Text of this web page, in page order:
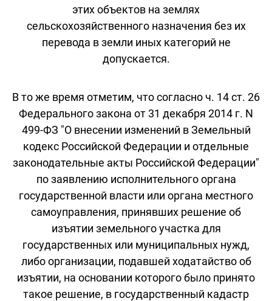
этих объектов на землях
сельскохозяйственного назначения без их
перевода в земли иных категорий не
допускается.
В то же время отметим, что согласно ч. 14 ст. 26
Федерального закона от 31 декабря 2014 г. N
499-ФЗ "О внесении изменений в Земельный
кодекс Российской Федерации и отдельные
законодательные акты Российской Федерации"
по заявлению исполнительного органа
государственной власти или органа местного
самоуправления, принявших решение об
изъятии земельного участка для
государственных или муниципальных нужд,
либо организации, подавшей ходатайство об
изъятии, на основании которого было принято
такое решение, в государственный кадастр